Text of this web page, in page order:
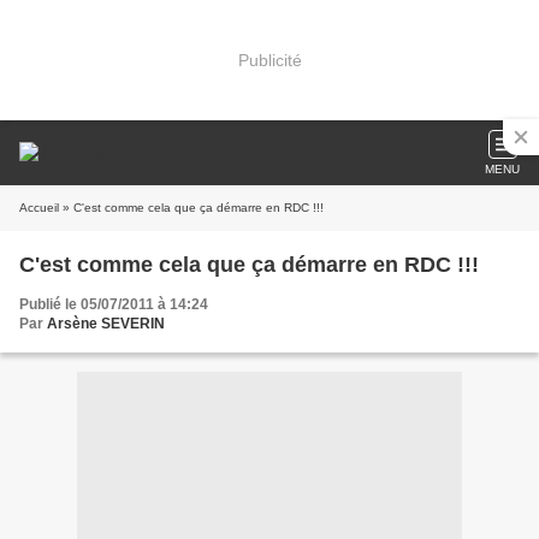
Publicité
MENU
Accueil » C'est comme cela que ça démarre en RDC !!!
C'est comme cela que ça démarre en RDC !!!
Publié le 05/07/2011 à 14:24
Par Arsène SEVERIN